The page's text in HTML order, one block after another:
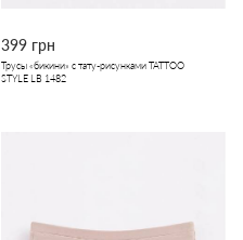
399 грн
Трусы «бикини» с тату-рисунками TATTOO
STYLE LB 1482